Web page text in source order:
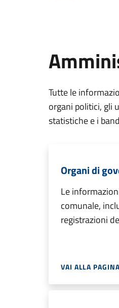
Tutte le
organi politici, gli
statistiche e i
Organi di
Le
comunale,
registrazioni
VAI ALLA PAGINA